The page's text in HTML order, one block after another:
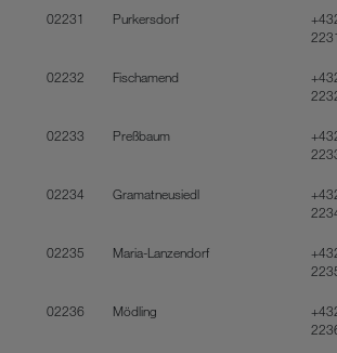
02231 Purkersdorf
2231
02232 Fischamend
02233 Preßbaum
02234 Gramatneusiedl
02235 Maria-Lanzendorf
02236 Mödling